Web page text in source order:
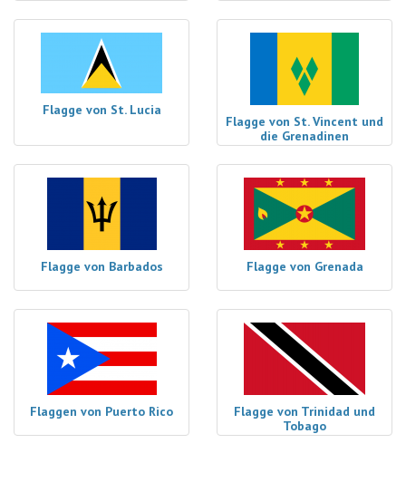
Flagge von St. Lucia
Flagge von St. Vincent und
die Grenadinen
Flagge von Barbados Flagge von Grenada
Flaggen von Puerto Rico
Flagge von Trinidad und
Tobago